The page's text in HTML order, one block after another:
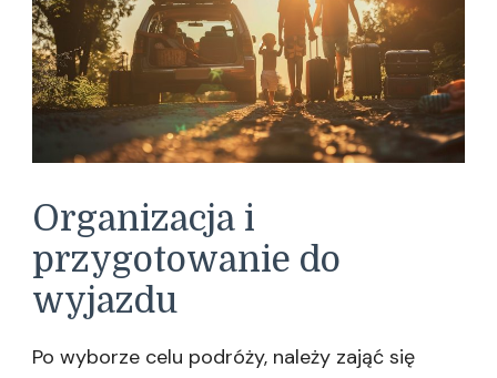
Organizacja i
przygotowanie do
wyjazdu
Po wyborze celu podróży, należy zająć się